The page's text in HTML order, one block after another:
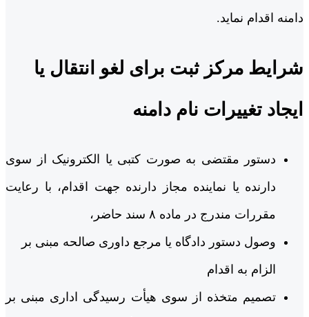
دامنه اقدام نماید.
شرایط مرکز ثبت برای لغو انتقال یا
ایجاد تغییرات نام دامنه
دستور مقتضی به صورت کتبی یا الکترونیک از سوی
دارنده یا نماینده مجاز دارنده جهت اقدام، با رعایت
مقررات مندرج در ماده ۸ سند حاضر،
وصول دستور دادگاه یا مرجع داوری صالحه مبنی بر
الزام به اقدام
تصمیم متخذه از سوی هیأت رسیدگی اداری مبنی بر